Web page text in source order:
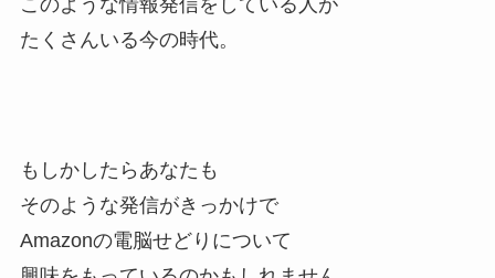
このような情報発信をしている人が
たくさんいる今の時代。
もしかしたらあなたも
そのような発信がきっかけで
Amazonの電脳せどりについて